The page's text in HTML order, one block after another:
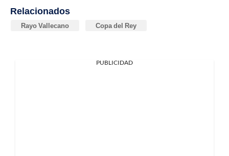
Relacionados
Rayo Vallecano Copa del Rey
PUBLICIDAD